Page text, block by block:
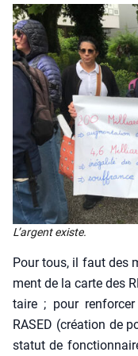
L’argent existe.
Pour tous, il faut des
ment de la carte des
taire ; pour
RASED (créa­tion de
sta­tut de